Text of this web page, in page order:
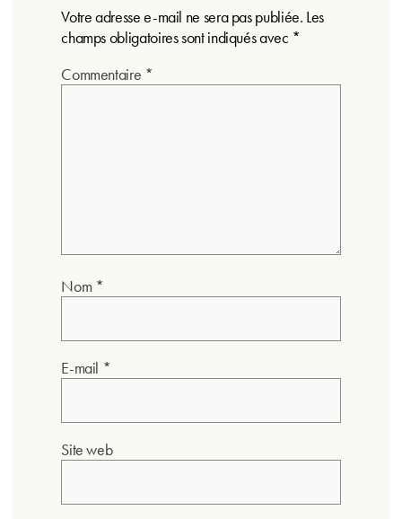
Votre adresse e-mail ne sera pas publiée. Les
champs obligatoires sont indiqués avec *
Commentaire *
Nom *
E-mail *
Site web